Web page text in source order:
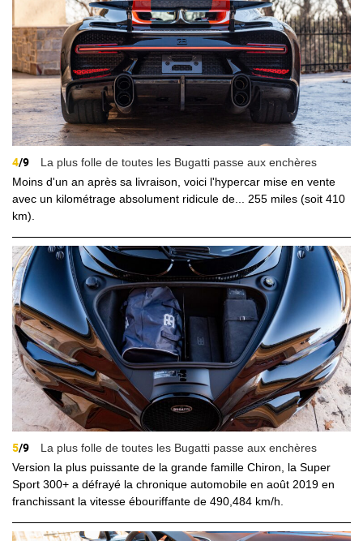
4/9
La plus folle de toutes les Bugatti passe aux enchères
Moins d'un an après sa livraison, voici l'hypercar mise en vente
avec un kilométrage absolument ridicule de... 255 miles (soit 410
km).
5/9
La plus folle de toutes les Bugatti passe aux enchères
Version la plus puissante de la grande famille Chiron, la Super
Sport 300+ a défrayé la chronique automobile en août 2019 en
franchissant la vitesse ébouriffante de 490,484 km/h.